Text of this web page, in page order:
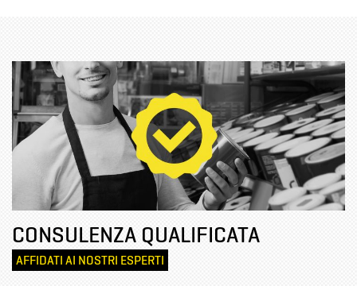
CONSULENZA QUALIFICATA
AFFIDATI AI NOSTRI ESPERTI